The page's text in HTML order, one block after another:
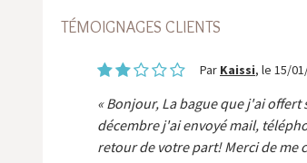
TÉMOIGNAGES CLIENTS
Par Kaissi, le 15/
Bonjour, La bague que j'ai
décembre j'ai envoyé mail,
retour de votre part! Merci de me